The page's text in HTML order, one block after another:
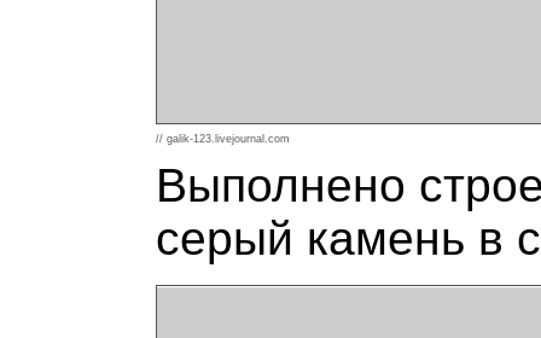
// galik-123.livejournal.com
Выполнено
серый камень в